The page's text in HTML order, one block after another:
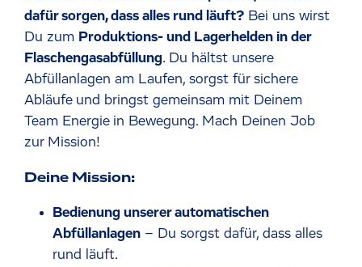
dafür sorgen, dass alles rund läuft? Bei uns wirst
Du zum Produktions- und Lagerhelden in der
Flaschengasabfüllung. Du hältst unsere
Abfüllanlagen am Laufen, sorgst für sichere
Abläufe und bringst gemeinsam mit Deinem
Team Energie in Bewegung. Mach Deinen Job
zur Mission!
Deine Mission:
Bedienung unserer automatischen
Abfüllanlagen – Du sorgst dafür, dass alles
rund läuft.